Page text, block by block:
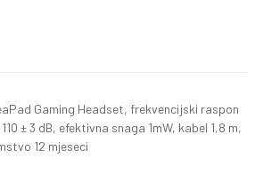
Gaming Headset, frekvencijski raspon
± 3 dB, efektivna snaga 1mW, kabel 1,8 m,
12 mjeseci